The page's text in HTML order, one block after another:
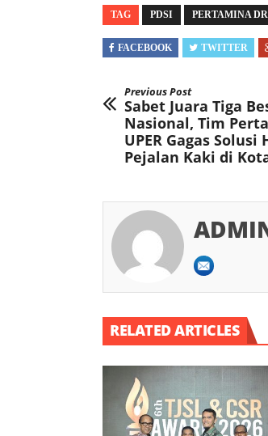
TAG PDSI PERTAMINA
FACEBOOK TWITTER
Previous Post
Sabet Juara Tiga
Nasional, Tim
UPER Gagas Solusi
Pejalan Kaki di
RELATED ARTICLES